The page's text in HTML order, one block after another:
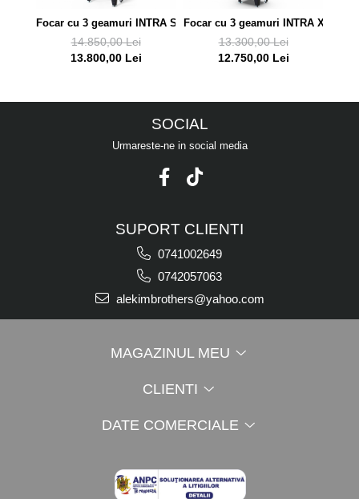
Focar cu 3 geamuri INTRA SM C
14.850,00 Lei
13.800,00 Lei
Focar cu 3 geamuri INTRA XSM C
13.300,00 Lei
12.750,00 Lei
SOCIAL
Urmareste-ne in social media
SUPORT CLIENTI
0741002649
0742057063
alekimbrothers@yahoo.com
MAGAZINUL MEU
CLIENTI
DATE COMERCIALE